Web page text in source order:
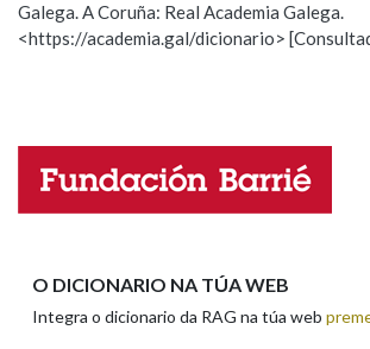
LIMPAR
Observación Hai un erro na
Propoño mellorar a definición
Nome
Galega. A Coruña: Real Academia Galega.
<https://academia.gal/dicionario>
O DICIONARIO NA TÚA WEB
Integra o dicionario da RAG na túa web